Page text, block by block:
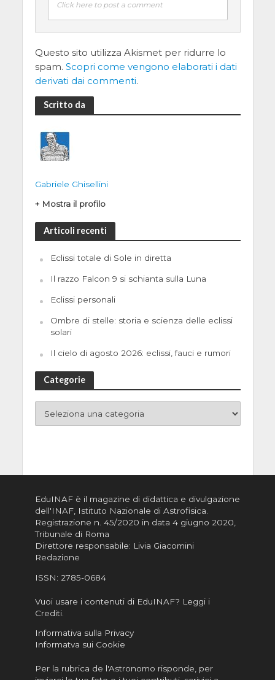
Click here to post a comment
Questo sito utilizza Akismet per ridurre lo
spam. Scopri come vengono elaborati i dati
derivati dai commenti.
Scritto da
Gabriele Ghisellini
+ Mostra il profilo
Articoli recenti
Eclissi totale di Sole in diretta
Il razzo Falcon 9 si schianta sulla Luna
Eclissi personali
Ombre di stelle: storia e scienza delle eclissi
solari
Il cielo di agosto 2026: eclissi, fauci e rumori
Categorie
EduINAF è il magazine di didattica e divulgazione
dell'INAF, Istituto Nazionale di Astrofisica
Registrazione n. 45/2020 in data 4 giugno 2020,
Tribunale di Roma
Direttore responsabile: Livia Giacomini
Redazione
ISSN: 2785-0684
Vuoi usare i contenuti di EduINAF? Leggi i
Crediti.
Informativa sulla Privacy
Informatva sui Cookie
Per la rubrica de l'Astronomo risponde, per